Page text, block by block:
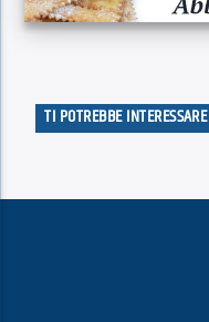
TI POTREBBE INTERESSARE